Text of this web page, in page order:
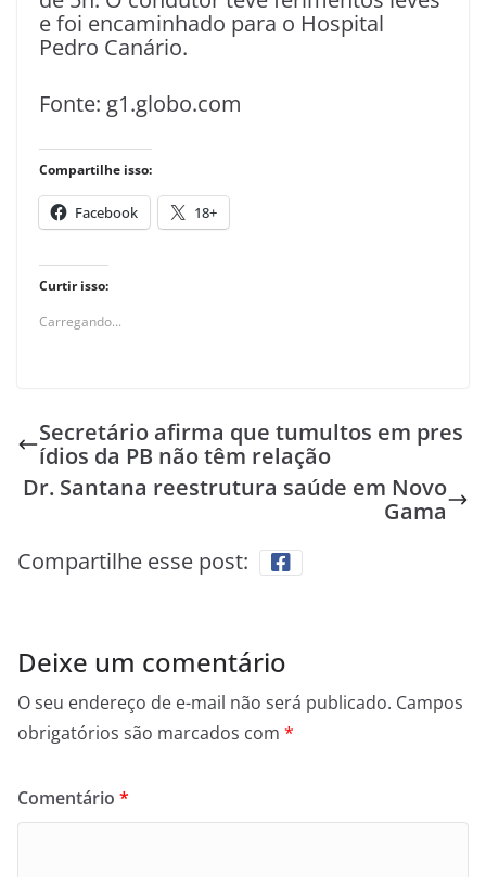
e foi encaminhado para o Hospital
Pedro Canário.
Fonte: g1.globo.com
Compartilhe isso:
Facebook 18+
Curtir isso:
Carregando...
Secretário afirma que tumultos em pres
ídios da PB não têm relação
Dr. Santana reestrutura saúde em Novo
Gama
Compartilhe esse post:
Deixe um comentário
O seu endereço de e-mail não será publicado. Campos
obrigatórios são marcados com *
Comentário *